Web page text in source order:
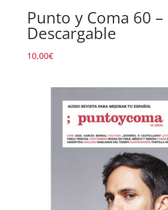
Punto y Coma 60 –
Descargable
10,00€